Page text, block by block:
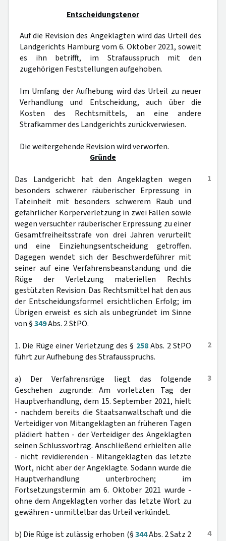
Entscheidungstenor
Auf die Revision des Angeklagten wird das Urteil des
Landgerichts Hamburg vom 6. Oktober 2021, soweit
es ihn betrifft, im Strafausspruch mit den
zugehörigen Feststellungen aufgehoben.
Im Umfang der Aufhebung wird das Urteil zu neuer
Verhandlung und Entscheidung, auch über die
Kosten des Rechtsmittels, an eine andere
Strafkammer des Landgerichts zurückverwiesen.
Die weitergehende Revision wird verworfen.
Gründe
1
Das Landgericht hat den Angeklagten wegen
besonders schwerer räuberischer Erpressung in
Tateinheit mit besonders schwerem Raub und
gefährlicher Körperverletzung in zwei Fällen sowie
wegen versuchter räuberischer Erpressung zu einer
Gesamtfreiheitsstrafe von drei Jahren verurteilt
und eine Einziehungsentscheidung getroffen.
Dagegen wendet sich der Beschwerdeführer mit
seiner auf eine Verfahrensbeanstandung und die
Rüge der Verletzung materiellen Rechts
gestützten Revision. Das Rechtsmittel hat den aus
der Entscheidungsformel ersichtlichen Erfolg; im
Übrigen erweist es sich als unbegründet im Sinne
von §349Abs. 2 StPO.
2
1. Die Rüge einer Verletzung des § 258Abs. 2 StPO
führt zur Aufhebung des Strafausspruchs.
3
a) Der Verfahrensrüge liegt das folgende
Geschehen zugrunde: Am vorletzten Tag der
Hauptverhandlung, dem 15. September 2021, hielt
- nachdem bereits die Staatsanwaltschaft und die
Verteidiger von Mitangeklagten an früheren Tagen
plädiert hatten - der Verteidiger des Angeklagten
seinen Schlussvortrag. Anschließend erhielten alle
- nicht revidierenden - Mitangeklagten das letzte
Wort, nicht aber der Angeklagte. Sodann wurde die
Hauptverhandlung unterbrochen; im
Fortsetzungstermin am 6. Oktober 2021 wurde -
ohne dem Angeklagten vorher das letzte Wort zu
gewähren - unmittelbar das Urteil verkündet.
4
b) Die Rüge ist zulässig erhoben (§344Abs. 2 Satz 2